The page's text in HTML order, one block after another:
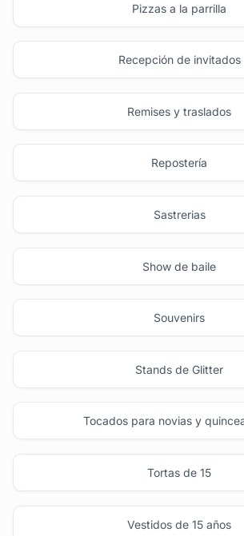
Pizzas a la parrilla
Recepción de invitados
Remises y traslados
Repostería
Sastrerias
Show de baile
Souvenirs
Stands de Glitter
Tocados para novias y
Tortas de 15
Vestidos de 15 años